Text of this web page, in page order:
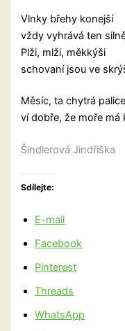
Vlnky břehy konejší
vždy vyhrává ten
Plži, mlži, měkkýši
schovaní jsou ve
Měsíc, ta chytrá palice
ví dobře, že moře má
Šindlerová Jindřiška
Sdílejte:
E-mail
Facebook
Pinterest
Threads
WhatsApp